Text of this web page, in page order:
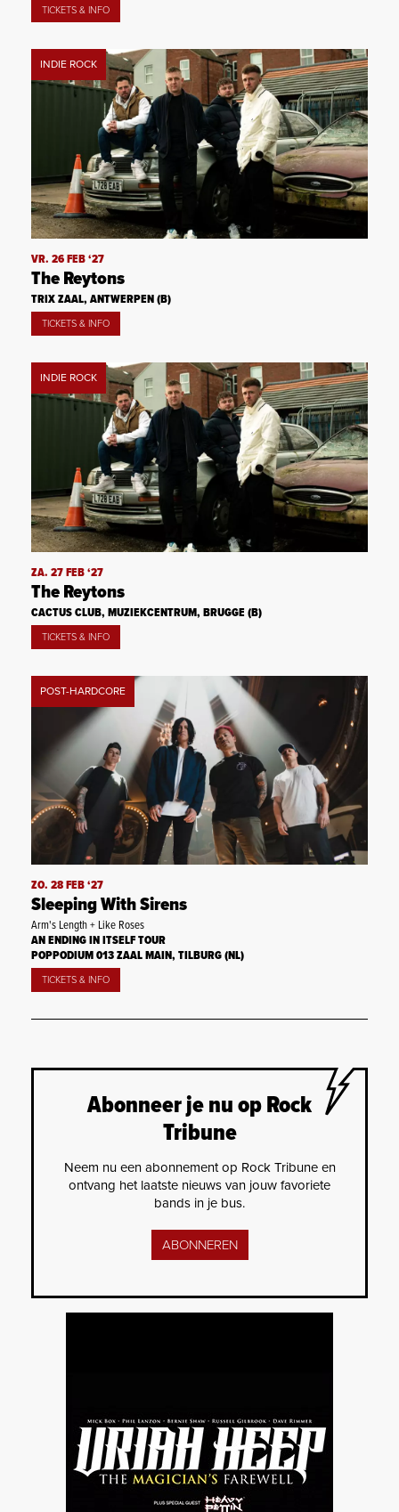
TICKETS & INFO
INDIE ROCK
VR. 26 FEB ‘27
The Reytons
TRIX ZAAL, ANTWERPEN (B)
TICKETS & INFO
INDIE ROCK
ZA. 27 FEB ‘27
The Reytons
CACTUS CLUB, MUZIEKCENTRUM, BRUGGE (B)
TICKETS & INFO
POST-HARDCORE
ZO. 28 FEB ‘27
Sleeping With Sirens
Arm's Length + Like Roses
AN ENDING IN ITSELF TOUR
POPPODIUM 013 ZAAL MAIN, TILBURG (NL)
TICKETS & INFO
Abonneer je nu op Rock
Tribune
Neem nu een abonnement op Rock Tribune en
ontvang het laatste nieuws van jouw favoriete
bands in je bus.
ABONNEREN